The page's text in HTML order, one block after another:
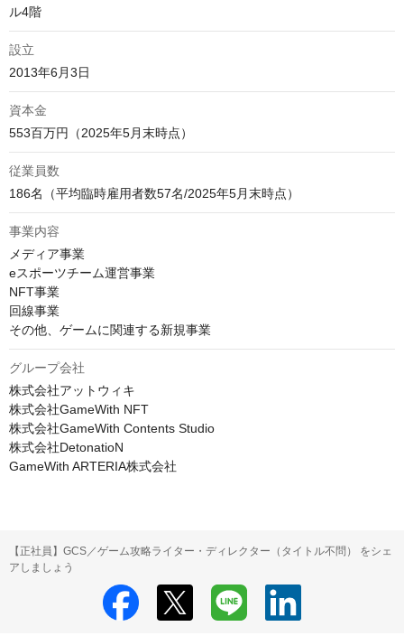
ル4階
設立
2013年6月3日
資本金
553百万円（2025年5月末時点）
従業員数
186名（平均臨時雇用者数57名/2025年5月末時点）
事業内容
メディア事業
eスポーツチーム運営事業
NFT事業
回線事業
その他、ゲームに関連する新規事業
グループ会社
株式会社アットウィキ
株式会社GameWith NFT
株式会社GameWith Contents Studio
株式会社DetonatioN
GameWith ARTERIA株式会社
【正社員】GCS／ゲーム攻略ライター・ディレクター（タイトル不問） をシェ
アしましょう